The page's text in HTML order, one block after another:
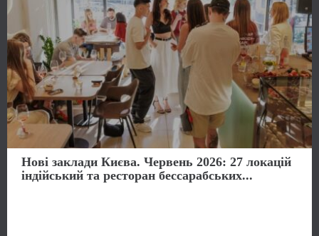
Нові заклади Києва. Червень 2026: 27 локацій
індійський та ресторан бессарабських...